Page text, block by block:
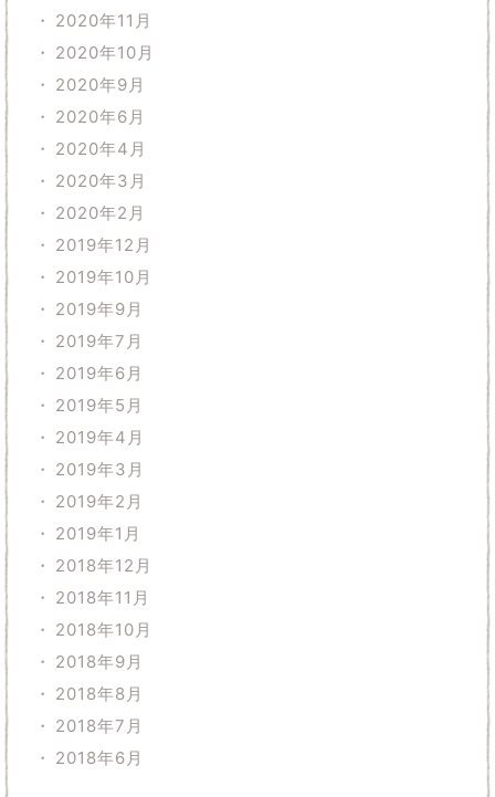
2020年11月
2020年10月
2020年9月
2020年6月
2020年4月
2020年3月
2020年2月
2019年12月
2019年10月
2019年9月
2019年7月
2019年6月
2019年5月
2019年4月
2019年3月
2019年2月
2019年1月
2018年12月
2018年11月
2018年10月
2018年9月
2018年8月
2018年7月
2018年6月